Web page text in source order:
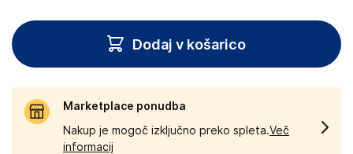
Dodaj v košarico
Marketplace ponudba
Nakup je mogoč izključno preko spleta.Več
informacij